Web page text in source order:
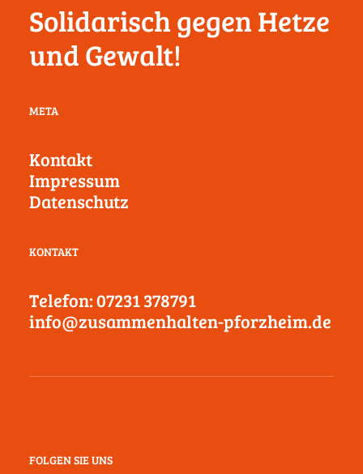
Solidarisch gegen Hetze
und Gewalt!
META
Kontakt
Impressum
Datenschutz
KONTAKT
Telefon: 07231 378791
info@zusammenhalten-pforzheim.de
FOLGEN SIE UNS